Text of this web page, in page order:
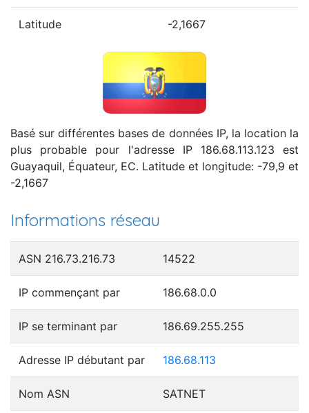
Latitude -2,1667
Basé sur différentes bases de données IP, la location la
plus probable pour l'adresse IP 186.68.113.123 est
Guayaquil, Équateur, EC. Latitude et longitude: -79,9 et
-2,1667
Informations réseau
ASN 216.73.216.73 14522
IP commençant par 186.68.0.0
IP se terminant par 186.69.255.255
Adresse IP débutant par 186.68.113
Nom ASN SATNET